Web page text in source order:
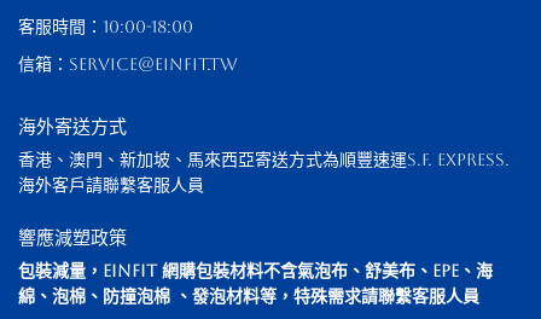
客服時間：10:00-18:00
信箱：service@einfit.tw
海外寄送方式
香港、澳門、新加坡、馬來西亞寄送方式為順豐速運S.F. Express.
海外客戶請聯繫客服人員
響應減塑政策
包裝減量，EinFit 網購包裝材料不含氣泡布、舒美布、EPE、海
綿、泡棉、防撞泡棉 、發泡材料等，特殊需求請聯繫客服人員